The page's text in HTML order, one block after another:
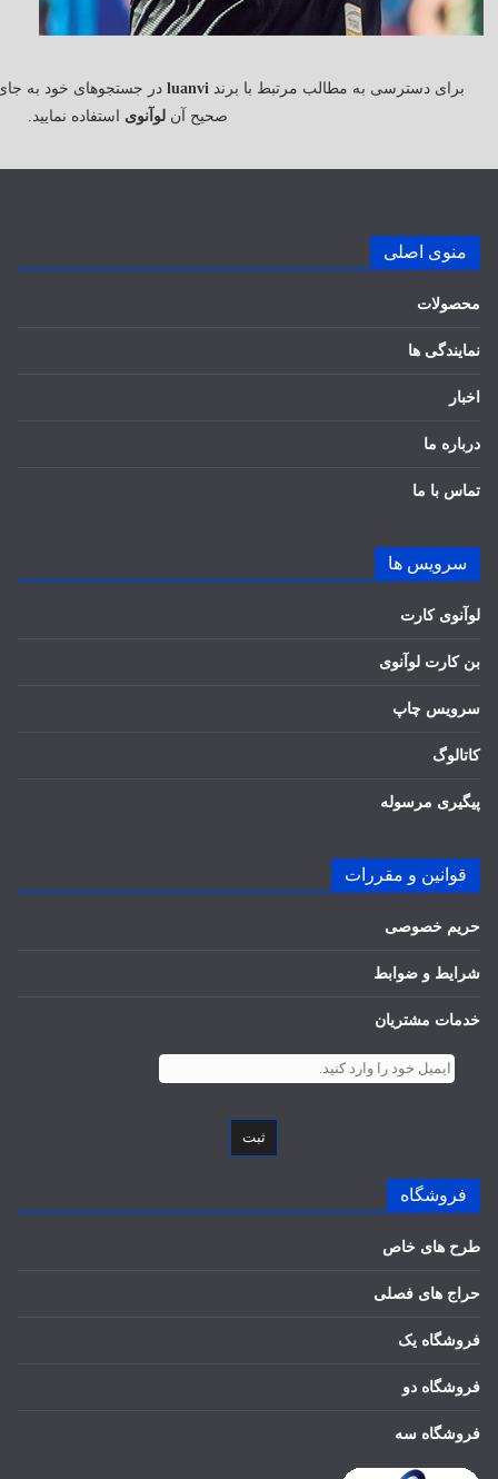
برای دسترسی به مطالب مرتبط با برندluanvi در جستجوهای خود به
صحیح آنلوآنوی استفاده نمایید.
منوی اصلی
محصولات
نمایندگی ها
اخبار
درباره ما
تماس با ما
سرویس ها
لوآنوی کارت
بن کارت لوآنوی
سرویس چاپ
کاتالوگ
پیگیری مرسوله
قوانین و مقررات
حریم خصوصی
شرایط و ضوابط
خدمات مشتریان
ثبت
فروشگاه
طرح های خاص
حراج های فصلی
فروشگاه یک
فروشگاه دو
فروشگاه سه